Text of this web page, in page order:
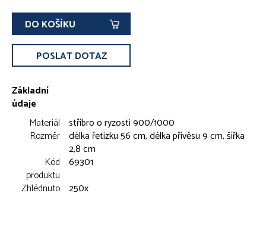
DO KOŠÍKU
POSLAT DOTAZ
Základní
údaje
Materiál stříbro o ryzosti 900/1000
Rozměr délka řetízku 56 cm, délka přívěsu 9 cm, šířka
2,8 cm
Kód
produktu
69301
Zhlédnuto 250x